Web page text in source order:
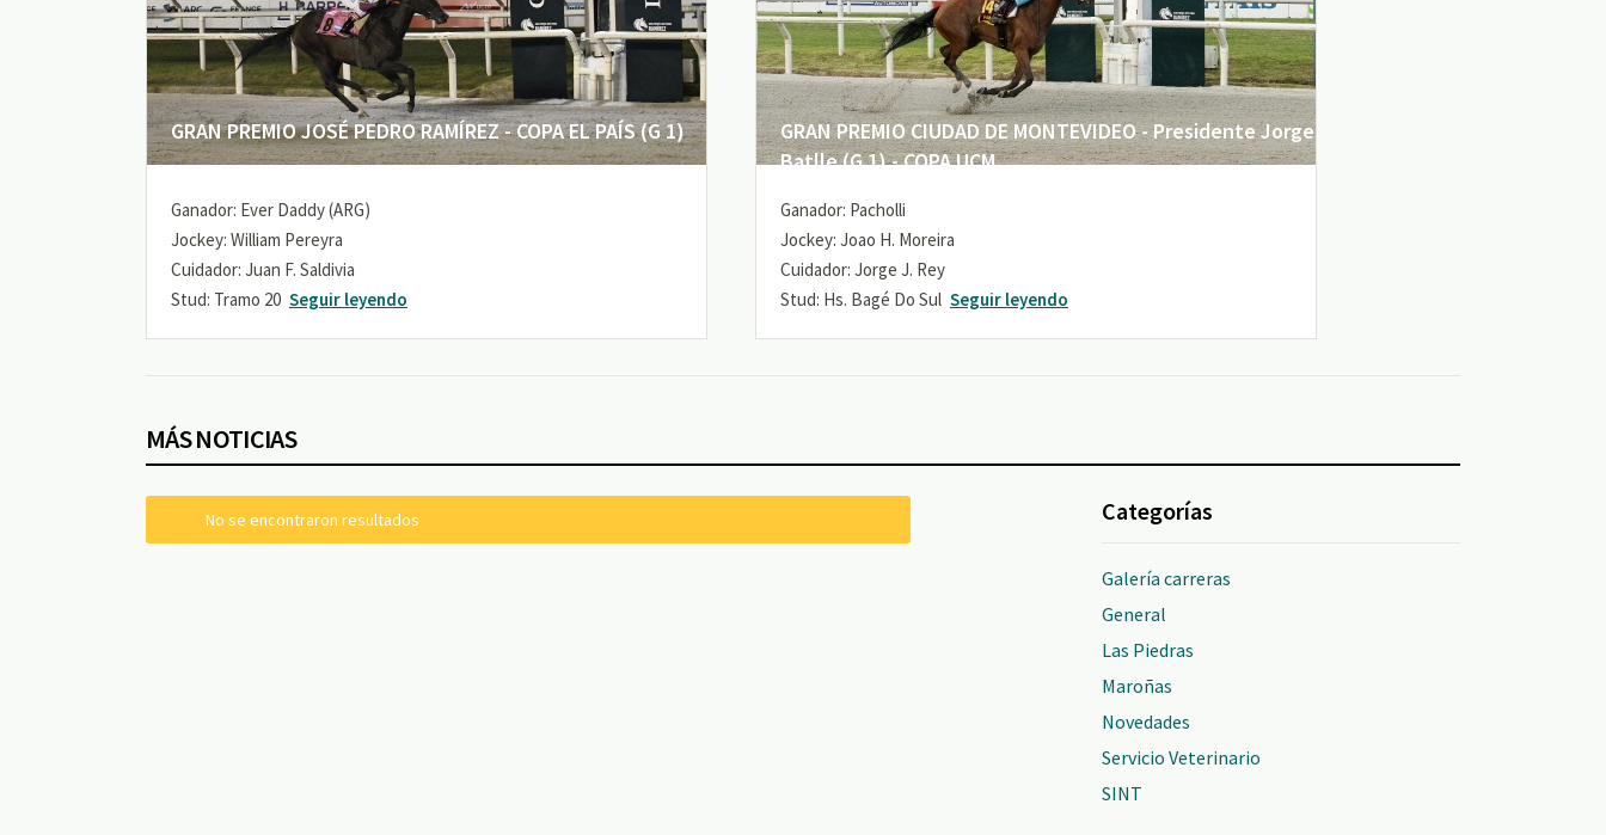
GRAN PREMIO JOSÉ PEDRO RAMÍREZ - COPA EL PAÍS (G 1)
Ganador: Ever Daddy (ARG)
Jockey: William Pereyra
Cuidador: Juan F. Saldivia
Stud: Tramo 20 Seguir leyendo
GRAN PREMIO CIUDAD DE MONTEVIDEO - Presidente Jorge
Batlle (G 1) - COPA UCM
Ganador: Pacholli
Jockey: Joao H. Moreira
Cuidador: Jorge J. Rey
Stud: Hs. Bagé Do Sul Seguir leyendo
MÁS NOTICIAS
No se encontraron resultados Categorías
Galería carreras
General
Las Piedras
Maroñas
Novedades
Servicio Veterinario
SINT